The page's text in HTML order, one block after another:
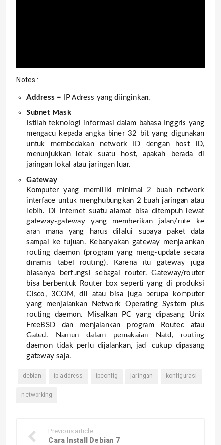
Notes :
Address = IP Adress yang diinginkan.
Subnet Mask
Istilah teknologi informasi dalam bahasa Inggris yang
mengacu kepada angka biner 32 bit yang digunakan
untuk membedakan network ID dengan host ID,
menunjukkan letak suatu host, apakah berada di
jaringan lokal atau jaringan luar.
Gateway
Komputer yang memiliki minimal 2 buah network
interface untuk menghubungkan 2 buah jaringan atau
lebih. Di Internet suatu alamat bisa ditempuh lewat
gateway-gateway yang memberikan jalan/rute ke
arah mana yang harus dilalui supaya paket data
sampai ke tujuan. Kebanyakan gateway menjalankan
routing daemon (program yang meng-update secara
dinamis tabel routing). Karena itu gateway juga
biasanya berfungsi sebagai router. Gateway/router
bisa berbentuk Router box seperti yang di produksi
Cisco, 3COM, dll atau bisa juga berupa komputer
yang menjalankan Network Operating System plus
routing daemon. Misalkan PC yang dipasang Unix
FreeBSD dan menjalankan program Routed atau
Gated. Namun dalam pemakaian Natd, routing
daemon tidak perlu dijalankan, jadi cukup dipasang
gateway saja.
debian ip address ipconfig jaringan konfigurasi
networking
Previous article
Cara Install Debian 7